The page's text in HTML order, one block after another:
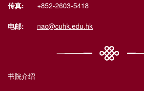
传真: +852-2603-5418
电邮: nac@cuhk.edu.hk
书院介绍